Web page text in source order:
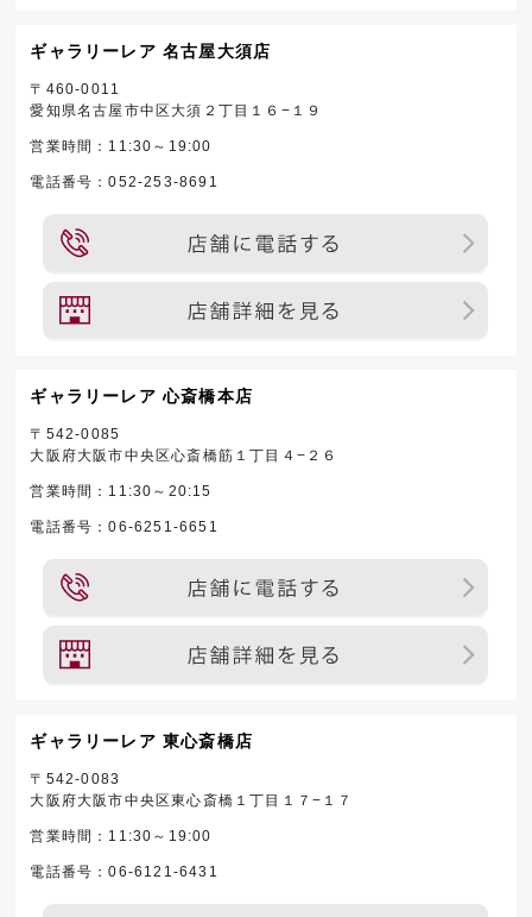
ギャラリーレア 名古屋大須店
〒460-0011
愛知県名古屋市中区大須２丁目１６−１９
営業時間：11:30～19:00
電話番号：052-253-8691
ギャラリーレア 心斎橋本店
〒542-0085
大阪府大阪市中央区心斎橋筋１丁目４−２６
営業時間：11:30～20:15
電話番号：06-6251-6651
ギャラリーレア 東心斎橋店
〒542-0083
大阪府大阪市中央区東心斎橋１丁目１７−１７
営業時間：11:30～19:00
電話番号：06-6121-6431